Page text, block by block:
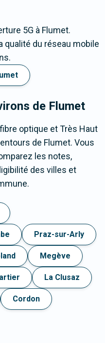
5G à Flumet.
qualité du réseau mobile
de Flumet
optique et Très Haut
de Flumet. Vous
les notes,
des villes et
Praz-sur-Arly
Megève
La Clusaz
Cordon